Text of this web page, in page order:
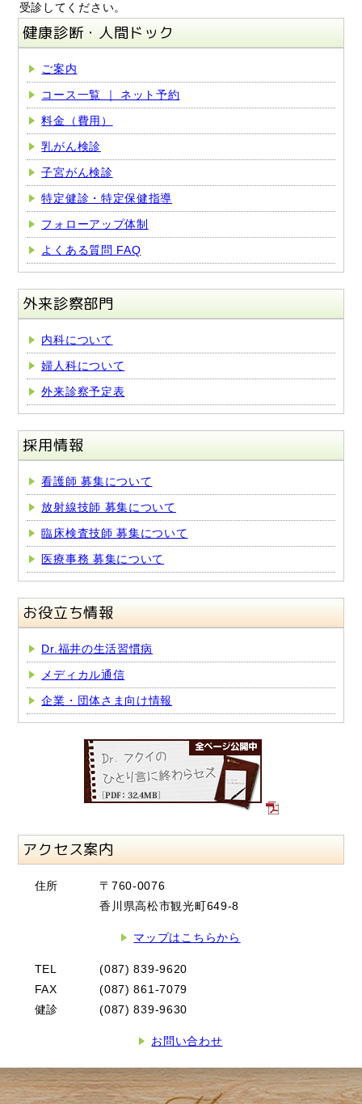
受診してください。
健康診断・人間ドック
ご案内
コース一覧 ｜ ネット予約
料金（費用）
乳がん検診
子宮がん検診
特定健診・特定保健指導
フォローアップ体制
よくある質問 FAQ
外来診察部門
内科について
婦人科について
外来診察予定表
採用情報
看護師 募集について
放射線技師 募集について
臨床検査技師 募集について
医療事務 募集について
お役立ち情報
Dr.福井の生活習慣病
メディカル通信
企業・団体さま向け情報
アクセス案内
住所
〒760-0076
香川県高松市観光町649-8
マップはこちらから
TEL
(087) 839-9620
FAX
(087) 861-7079
健診
(087) 839-9630
お問い合わせ